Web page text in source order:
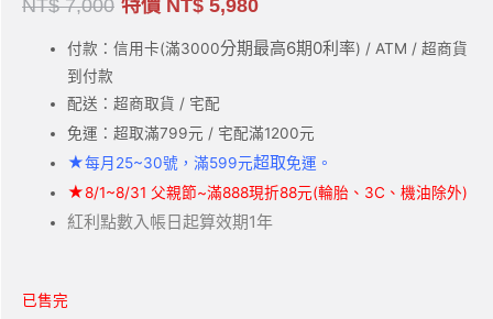
NT$7,000 特價 NT$ 5,980
付款：信用卡(滿3000分期最高6期0利率) / ATM / 超商貨
到付款
配送：超商取貨 / 宅配
免運：超取滿799元 / 宅配滿1200元
★每月25~30號，滿599元超取免運。
★8/1~8/31 父親節~滿888現折88元(輪胎、3C、機油除外)
紅利點數入帳日起算效期1年
已售完